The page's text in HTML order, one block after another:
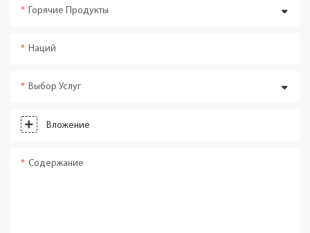
Горячие Продукты
Наций
Выбор Услуг
Вложение
Содержание